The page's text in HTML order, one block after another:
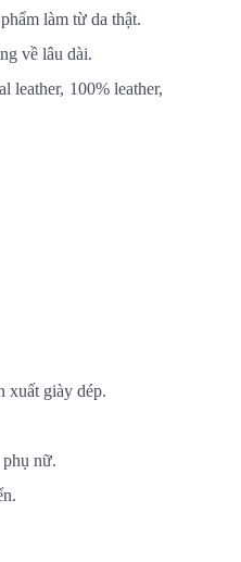
làm từ da thật.
về lâu dài.
leather, 100% leather,
xuất giày dép.
phụ nữ.